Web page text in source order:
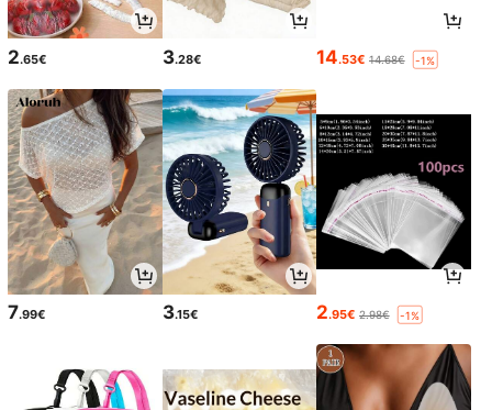
2.65€ 3.28€ 14.53€ 14.68€ -1%
7.99€ 3.15€ 2.95€ 2.98€ -1%